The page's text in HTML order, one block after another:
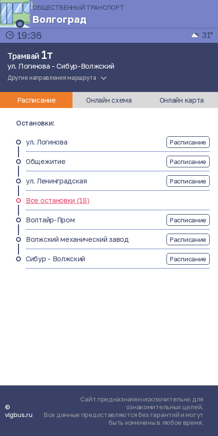
ОБЩЕСТВЕННЫЙ ТРАНСПОРТ
Волгоград
19:36
31°
Трамвай 1т
ул. Логинова - Сибур-Волжский
Другие направления маршрута
Расписание Онлайн схема Онлайн карта
Остановки:
ул. Логинова Расписание
Общежитие Расписание
ул. Ленинградская Расписание
Все остановки (18)
Волтайр-Пром Расписание
Волжский механический завод Расписание
Сибур - Волжский Расписание
©
vlgbus.ru
Сайт предназначен исключительно для
ознакомительных целей.
Все данные предоставляются без гарантий и могут
быть изменены в любое время.